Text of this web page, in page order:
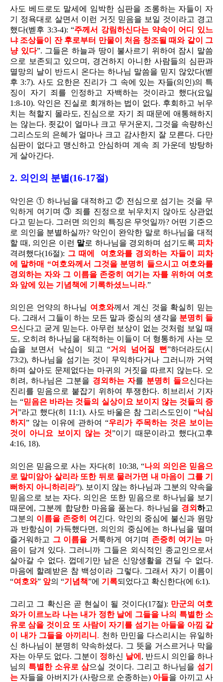
사도 베드로도 말세에 임박한 심판을 조롱하는 자들이 자
기 정욕대로 살면서 이런 거짓 믿음을 보일 것이라고 경고
했다(벧후 3:3-4): “주께서 강림하신다는 약속이 어디 있느
냐 조상들이 잔 후로부터 만물이 처음 창조될 때와 같이 그
냥 있다”. 그들은 하늘과 땅이 불사르기 위하여 잠시 말씀
으로 보존되고 있으며, 경건하지 아니한 사람들의 심판과
멸망의 날이 반드시 온다는 하나님 말씀을 믿지 않았다(벧
후 3:7). 사도 요한은 진리가 그 속에 있는 자들(의인)의 특
징이 자기 죄를 인정하고 자백하는 것이라고 했다(요일
1:8-10). 악인은 진실로 회개하는 법이 없다. 후회하고 뉘우
치는 척할지 몰라도, 진심으로 자기 죄 때문에 애통해하지
는 않는다. 죗값이 얼마나 크고 무거운지, 그것을 속량하신
그리스도의 은혜가 얼마나 크고 감사한지 잘 모른다. 다만
심판이 없다고 맹신하고 안심하며 계속 죄 가운데 방탕하
게 살아간다.
2. 의인의 분별(16-17절)
악인은 ① 하나님을 대적하고 ② 전심으로 섬기는 것을 무
익하게 여기며 ③ 죄를 진정으로 뉘우치지 않아도 상관없
다고 믿는다. 그러면 의인의 특징은 무엇일까? 어떤 기준으
로 의인을 분별하실까? 악인이 완악한 말로 하나님을 대적
할 때, 의인은 이런 말로 하나님을 경외하며 섬기도록 피차
격려했다(16절): 그 때에
여호와를 경외하는 자들이 피차
에 말하매 “여호와께서 그것을 분명히 들으시고 여호와를
경외하는 자와 그 이름을 존중히 여기는 자를 위하여 여호
와 앞에 있는 기념책에 기록하셨느니라.”
의인은 언약의 하나님 여호와께서 계신 것을 확실히 믿는
다. 그래서 그들이 하는 모든 말과 중심의 생각을 분명히 들
으신다고 굳게 믿는다. 아무런 보상이 없는 것처럼 보일 때
도, 오히려 하나님을 대적하는 이들이 더 형통하게 사는 모
습을 보면서 낙심이 되고 “거의 넘어질 뻔”하더라도(시
73:2), 하나님을 섬기는 것이 무익하다거나 그러니까 거역
하며 살아도 문제없다는 마귀의 거짓을 따르지 않는다. 오
히려, 하나님은 그분을 경외하는 자를 분명히 들으신다는
진리를 믿음으로 붙잡기 위하여 투쟁한다. 히브리서 기자
는 “믿음은 바라는 것들의 실상이요 보이지 않는 것들의 증
거”라고 했다(히 11:1). 사도 바울은 참 그리스도인이 “낙심
하지 ” 않는 이유에 관하여 “우리가 주목하는 것은 보이는
것이 아니요 보이지 않는 것”이기 때문이라고 했다(고후
4:16, 18).
의인은 믿음으로 사는 자다(히 10:38, “나의 의인은 믿음으
로 말미암아 살리라 또한 뒤로 물러가면 내 마음이 그를 기
뻐하지 아니하리라”). 보이지 않는 하나님과 그분의 약속을
믿음으로 보는 자다. 의인은 또한 믿음으로 하나님을 보기
때문에, 그분께 합당한 마음을 품는다. 하나님을 경외하고
그분의 이름을 존중히 여 긴다. 악인의 중심에 불신과 원망
과 반항심이 가득했다면, 의인의 중심에는 하나님을 떨며
즐거워하고 그 이름을 거룩하게 여기며 존중히 여기는 마
음이 담겨 있다. 그러니까 그들은 외식적인 종교인으로서
살아갈 수 없다. 껍데기만 남은 신앙생활을 견딜 수 없다.
마음에 할례받은 참 백성이라 그렇다. 그래서 자기 이름이
“여호와” 앞의 “기념책”에 기록되었다고 확신한다(에 6:1).
그리고 그 확신은 곧 현실이 될 것이다(17절): 만군의 여호
와가 이르노라 나는 내가 정한 날에 그들을 나의 특별한 소
유로 삼을 것이요 또 사람이 자기를 섬기는 아들을 아낌 같
이 내가 그들을 아끼리니 . 천하 만민을 다스리시는 유일하
신 하나님이 분명히 약속하셨다. 그 뜻을 거스르거나 막을
자는 아무도 없다. 그분이 정하신 날에 , 반드시 의인을 하나
님의 특별한 소유로 삼으실 것이다. 그리고 하나님을섬기
는 자들을 아버지가 (사랑으로 순종하는) 아들을 아끼고 사